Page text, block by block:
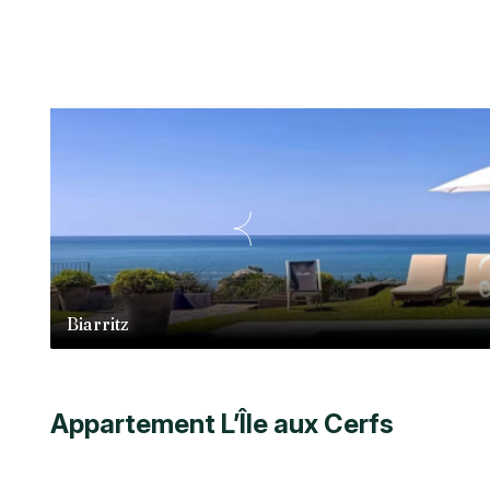
Biarritz
Appartement L’Île aux Cerfs